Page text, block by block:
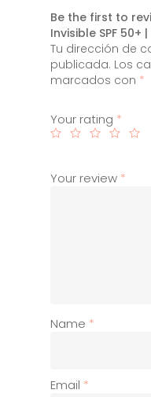
Be the first to
Invisible SPF 50+
Tu dirección de
publicada. Los
marcados con *
Your rating *
Your review *
Name *
Email *